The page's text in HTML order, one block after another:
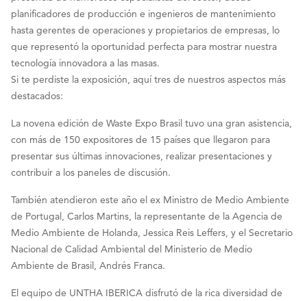
planificadores de producción e ingenieros de mantenimiento
hasta gerentes de operaciones y propietarios de empresas, lo
que representó la oportunidad perfecta para mostrar nuestra
tecnología innovadora a las masas.
Si te perdiste la exposición, aquí tres de nuestros aspectos más
destacados:
La novena edición de Waste Expo Brasil tuvo una gran asistencia,
con más de 150 expositores de 15 países que llegaron para
presentar sus últimas innovaciones, realizar presentaciones y
contribuir a los paneles de discusión.
También atendieron este año el ex Ministro de Medio Ambiente
de Portugal, Carlos Martins, la representante de la Agencia de
Medio Ambiente de Holanda, Jessica Reis Leffers, y el Secretario
Nacional de Calidad Ambiental del Ministerio de Medio
Ambiente de Brasil, Andrés Franca.
El equipo de UNTHA IBERICA disfrutó de la rica diversidad de